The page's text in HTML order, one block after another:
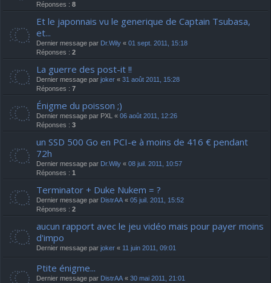
Réponses : 8
Et le japonnais vu le generique de Captain Tsubasa,
et...
Dernier message par Dr.Wily « 01 sept. 2011, 15:18
Réponses : 2
La guerre des post-it !!
Dernier message par joker « 31 août 2011, 15:28
Réponses : 7
Énigme du poisson ;)
Dernier message par PXL « 06 août 2011, 12:26
Réponses : 3
un SSD 500 Go en PCI-e à moins de 416 € pendant
72h
Dernier message par Dr.Wily « 08 juil. 2011, 10:57
Réponses : 1
Terminator + Duke Nukem = ?
Dernier message par DistrAA « 05 juil. 2011, 15:52
Réponses : 2
aucun rapport avec le jeu vidéo mais pour payer moins
d'impo
Dernier message par joker « 11 juin 2011, 09:01
Ptite énigme...
Dernier message par DistrAA « 30 mai 2011, 21:01